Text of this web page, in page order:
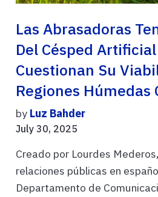
Las Abrasadoras
Del Césped
Cuestionan Su
Regiones Húmedas
by Luz Bahder
July 30, 2025
Creado por Lourdes
relaciones públicas en
Departamento de